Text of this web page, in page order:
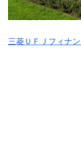
三菱ＵＦＪフィナ